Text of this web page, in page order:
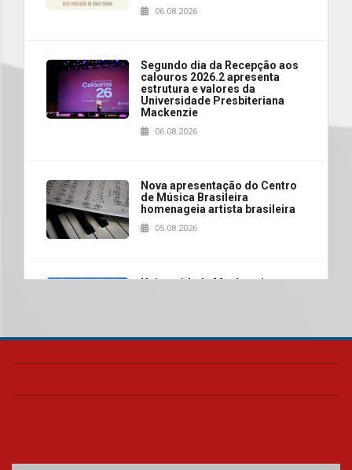
06.08.2026
Segundo dia da Recepção aos
calouros 2026.2 apresenta
estrutura e valores da
Universidade Presbiteriana
Mackenzie
06.08.2026
Nova apresentação do Centro
de Música Brasileira
homenageia artista brasileira
05.08.2026
Universidade Mackenzie
das novas tecnologias em